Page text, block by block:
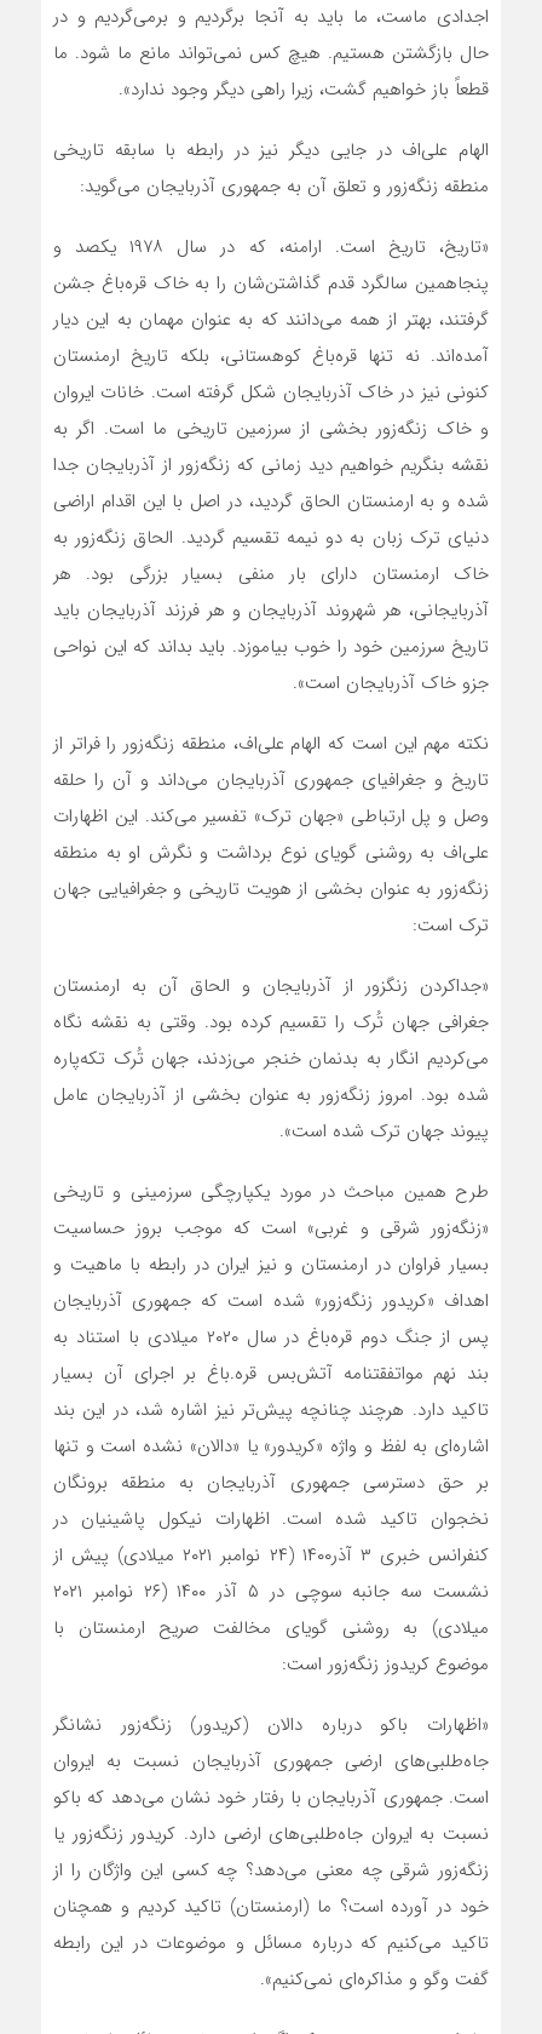
اجدادی ماست، ما باید به آنجا برگردیم و برمی‌گردیم و در
حال بازگشتن هستیم. هیچ کس نمی‌تواند مانع ما شود. ما
قطعاً باز خواهیم گشت، زیرا راهی دیگر وجود ندارد».
الهام علی‌اف در جایی دیگر نیز در رابطه با سابقه تاریخی
منطقه زنگه‌زور و تعلق آن به جمهوری آذربایجان می‌گوید:
«تاریخ، تاریخ است. ارامنه، که در سال ۱۹۷۸ یکصد و
پنجاهمین سالگرد قدم گذاشتن‌شان را به خاک ‌قره‌باغ جشن
گرفتند، بهتر از همه می‌دانند که به عنوان مهمان به این دیار
آمده‌اند. نه تنها ‌قره‌باغ کوهستانی، بلکه تاریخ ارمنستان
کنونی نیز در خاک آذربایجان شکل گرفته است. خانات ایروان
و خاک زنگه‌زور بخشی از سرزمین تاریخی ما است. اگر به
نقشه بنگریم خواهیم دید زمانی که زنگه‌زور از آذربایجان جدا
شده و به ارمنستان الحاق گردید، در اصل با این اقدام اراضی
دنیای ترک زبان به دو نیمه تقسیم گردید. الحاق زنگه‌زور به
خاک ارمنستان دارای بار منفی بسیار بزرگی بود. هر
آذربایجانی، هر شهروند آذربایجان و هر فرزند آذربایجان باید
تاریخ سرزمین خود را خوب بیاموزد. باید بداند که این نواحی
جزو خاک آذربایجان است».
نکته مهم این است که الهام علی‌‌اف، منطقه زنگه‌زور را فراتر از
تاریخ و جغرافیای جمهوری آذربایجان می‌داند و آن را حلقه
وصل و پل ارتباطی «جهان ترک» تفسیر می‌کند. این اظهارات
علی‌اف به روشنی گویای نوع برداشت و نگرش او به منطقه
زنگه‌زور به عنوان بخشی از هویت تاریخی و جغرافیایی جهان
ترک است:
«جداکردن زنگزور از آذربایجان و الحاق آن به ارمنستان
جغرافی جهان تُرک را تقسیم کرده بود. وقتی به نقشه نگاه
می‌کردیم انگار به بدنمان خنجر می‌زدند، جهان تُرک تکه‌پاره
شده بود. امروز زنگه‌زور به عنوان بخشی از آذربایجان عامل
پیوند جهان ترک شده است».
طرح همین مباحث در مورد یکپارچگی سرزمینی و تاریخی
«زنگه‌زور شرقی و غربی» است که موجب بروز حساسیت
بسیار فراوان در ارمنستان و نیز ایران در رابطه با ماهیت و
اهداف «کریدور زنگه‌زور» شده است که جمهوری آذربایجان
پس از جنگ دوم قره‌باغ در سال ۲۰۲۰ میلادی با استناد به
بند نهم مواتفقتنامه آتش‌بس قره.باغ بر اجرای آن بسیار
تاکید دارد. هرچند چنانچه پیش‌تر نیز اشاره شد، در این بند
اشاره‌ای به لفظ و واژه «کریدور» یا «دالان» نشده است و تنها
بر حق دسترسی جمهوری آذربایجان به منطقه برونگان
نخجوان تاکید شده است. اظهارات نیکول پاشینیان در
کنفرانس خبری ۳ آذر۱۴۰۰ (۲۴ نوامبر ۲۰۲۱ میلادی) پیش از
نشست سه جانبه سوچی در ۵ آذر ۱۴۰۰ (۲۶ نوامبر ۲۰۲۱
میلادی) به روشنی گویای مخالفت صریح ارمنستان با
موضوع کریدوز زنگه‌زور است:
«اظهارات باکو درباره دالان (کریدور) زنگه‌زور نشانگر
جاه‌طلبی‌های ارضی جمهوری آذربایجان نسبت به ایروان
است. جمهوری آذربایجان با رفتار خود نشان می‌دهد که باکو
نسبت به ایروان جاه‌طلبی‌های ارضی دارد. کریدور زنگه‌زور یا
زنگه‌زور شرقی چه معنی می‌دهد؟ چه کسی این واژگان را از
خود در آورده است؟ ما (ارمنستان) تاکید کردیم و همچنان
تاکید می‌کنیم که درباره مسائل و موضوعات در این رابطه
گفت وگو و مذاکره‌ای‌ نمی‌کنیم».